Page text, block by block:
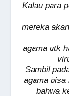
Kalau para
mereka
agama utk
Sambil
agama bisa
bahwa